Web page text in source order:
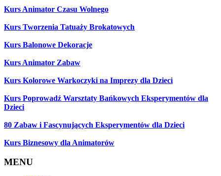
Kurs Animator Czasu Wolnego
Kurs Tworzenia Tatuaży Brokatowych
Kurs Balonowe Dekoracje
Kurs Animator Zabaw
Kurs Kolorowe Warkoczyki na Imprezy dla Dzieci
Kurs Poprowadź Warsztaty Bańkowych Eksperymentów dla
Dzieci
80 Zabaw i Fascynujących Eksperymentów dla Dzieci
Kurs Biznesowy dla Animatorów
MENU